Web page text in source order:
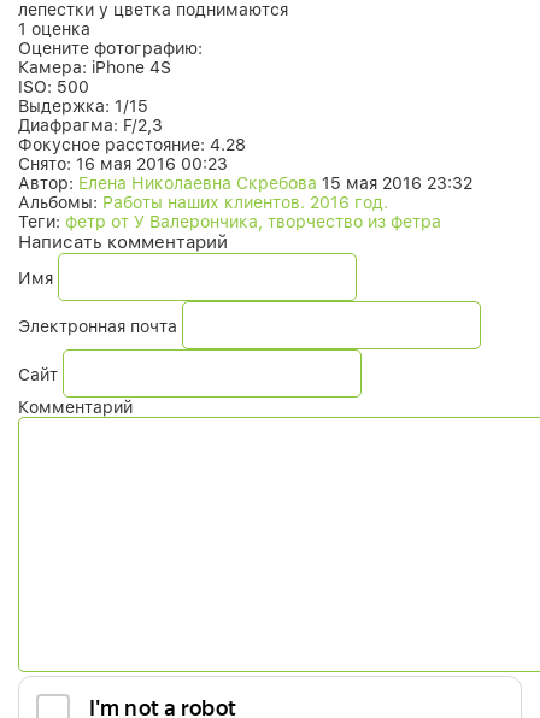
лепестки у цветка поднимаются
1 оценка
Оцените фотографию:
Камера: iPhone 4S
ISO: 500
Выдержка: 1/15
Диафрагма: F/2,3
Фокусное расстояние: 4.28
Снято: 16 мая 2016 00:23
Автор: Елена Николаевна Скребова 15 мая 2016 23:32
Альбомы: Работы наших клиентов. 2016 год.
Теги: фетр от У Валерончика, творчество из фетра
Написать комментарий
Имя
Электронная почта
Сайт
Комментарий